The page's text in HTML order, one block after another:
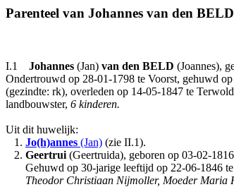
Parenteel van Johannes van den BELD
I.1 Johannes (Jan) van den BELD (Joannes),
Ondertrouwd op 28-01-1798 te Voorst, gehuwd
(gezindte: rk), overleden op 14-05-1847 te
landbouwster, 6 kinderen.
Uit dit huwelijk:
1. Jo(h)annes (Jan) (zie II.1).
2. Geertrui (Geertruida), geboren op 03-02-
Gehuwd op 30-jarige leeftijd op 22-06-1846
Theodor Christiaan Nijmoller, Moeder Maria